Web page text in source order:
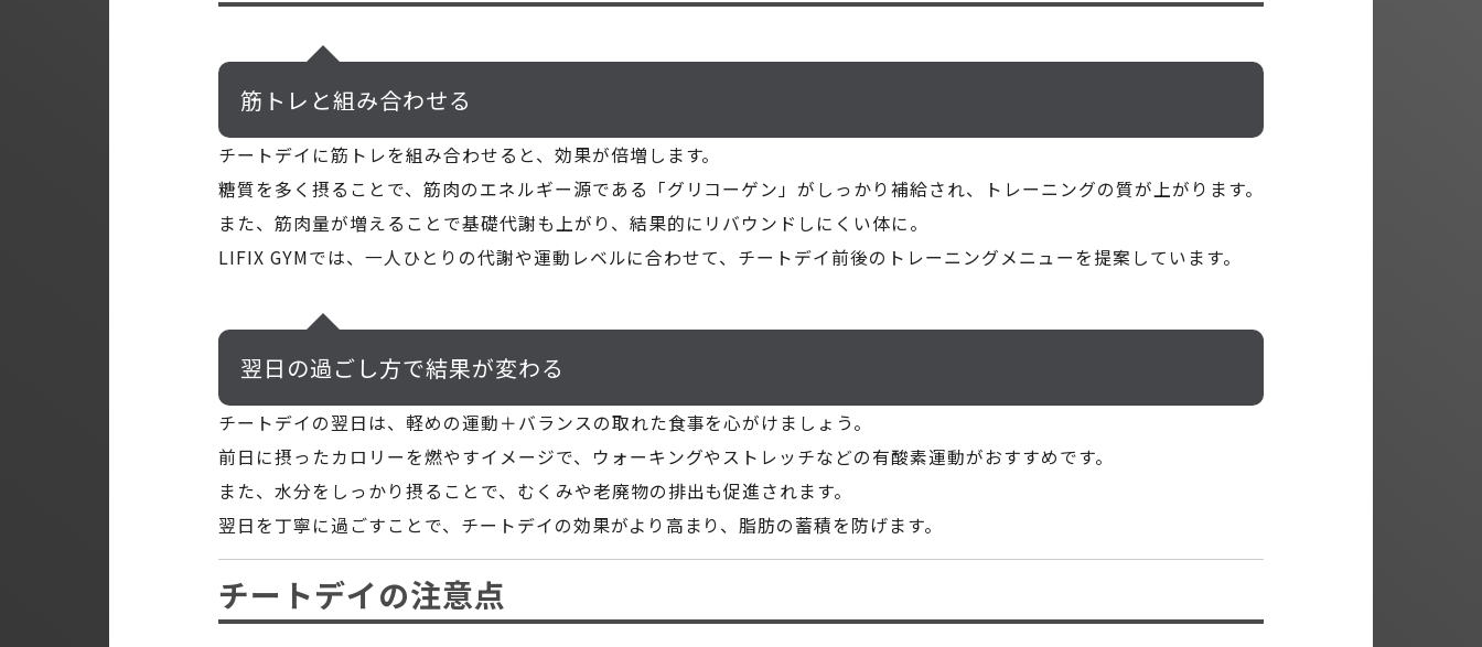
筋トレと組み合わせる
チートデイに筋トレを組み合わせると、効果が倍増します。
糖質を多く摂ることで、筋肉のエネルギー源である「グリコーゲン」がしっかり補給され、トレーニングの質が上がります。
また、筋肉量が増えることで基礎代謝も上がり、結果的にリバウンドしにくい体に。
LIFIX GYMでは、一人ひとりの代謝や運動レベルに合わせて、チートデイ前後のトレーニングメニューを提案しています。
翌日の過ごし方で結果が変わる
チートデイの翌日は、軽めの運動＋バランスの取れた食事を心がけましょう。
前日に摂ったカロリーを燃やすイメージで、ウォーキングやストレッチなどの有酸素運動がおすすめです。
また、水分をしっかり摂ることで、むくみや老廃物の排出も促進されます。
翌日を丁寧に過ごすことで、チートデイの効果がより高まり、脂肪の蓄積を防げます。
チートデイの注意点